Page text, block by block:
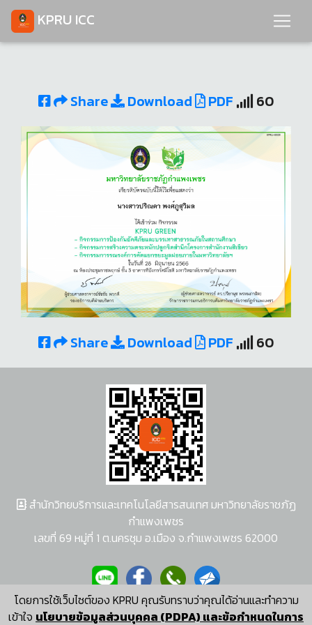
KPRU ICC
Share Download PDF 60
Share Download PDF 60
โดยการใช้เว็บไซต์ของ KPRU คุณรับทราบว่าคุณได้อ่านและทำความ
เข้าใจ นโยบายข้อมูลส่วนบุคคล (PDPA) และข้อกำหนดในการ
สำนักวิทยบริการและเทคโนโลยีสารสนเทศ มหาวิทยาลัยราชภัฏ
กำแพงเพชร
เลขที่ 69 หมู่ที่ 1 ต.นครชุม อ.เมือง จ.กำแพงเพชร 62000
ผู้พัฒนาระบบ อนุชา พวงผกา